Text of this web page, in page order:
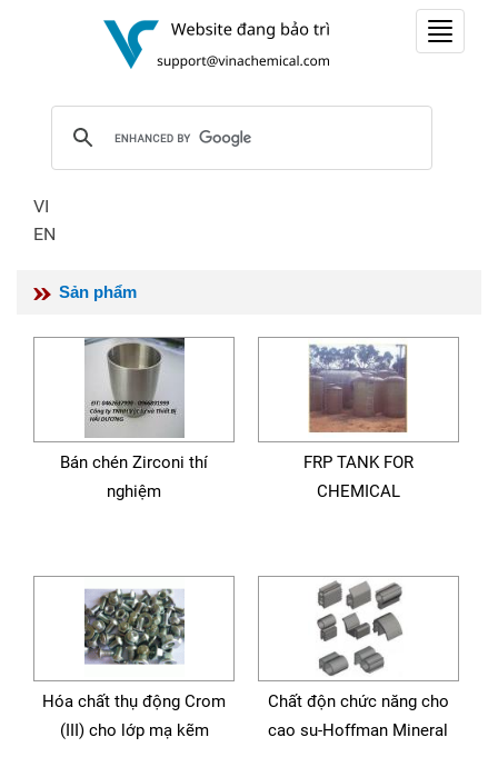
Toggle
VI
EN
Sản phẩm
Bán chén Zirconi thí
nghiệm
FRP TANK FOR
CHEMICAL
Hóa chất thụ động Crom
(III) cho lớp mạ kẽm
Chất độn chức năng cho
cao su-Hoffman Mineral